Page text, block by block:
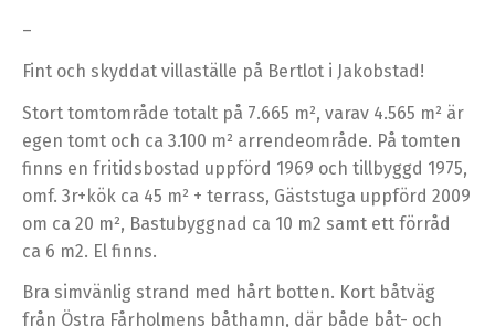
–
Fint och skyddat villaställe på Bertlot i Jakobstad!
Stort tomtområde totalt på 7.665 m², varav 4.565 m² är
egen tomt och ca 3.100 m² arrendeområde. På tomten
finns en fritidsbostad uppförd 1969 och tillbyggd 1975,
omf. 3r+kök ca 45 m² + terrass, Gäststuga uppförd 2009
om ca 20 m², Bastubyggnad ca 10 m2 samt ett förråd
ca 6 m2. El finns.
Bra simvänlig strand med hårt botten. Kort båtväg
från Östra Fårholmens båthamn, där både båt- och